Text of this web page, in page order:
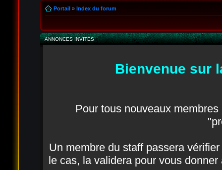
Portail» Index du forum
ANNONCES INVITÉS
Bienvenue sur
Pour tous nouveaux
Un membre du staff passera
le cas, la validera pour vous